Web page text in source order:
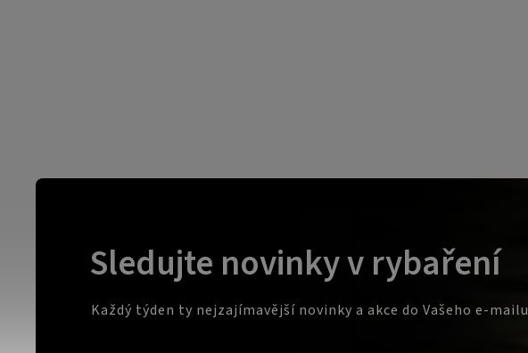
Sledujte novinky v rybaření
Každý týden ty nejzajímavější novinky a akce do Vašeho e-mailu